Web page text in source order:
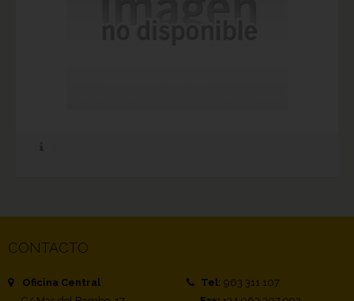
CONTACTO
Oficina Central
Tel: 963 311 107